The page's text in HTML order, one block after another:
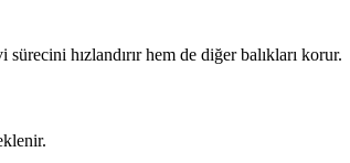
sürecini hızlandırır hem de diğer balıkları korur.